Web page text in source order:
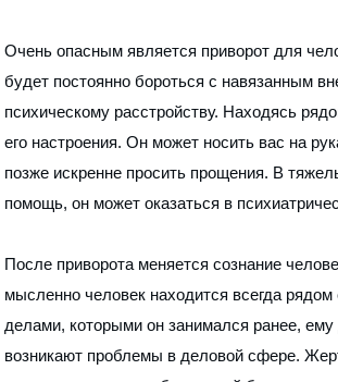
Очень опасным является приворот для
будет постоянно бороться с навязанным
психическому расстройству. Находясь
его настроения. Он может носить вас на
позже искренне просить прощения. В
помощь, он может оказаться в
После приворота меняется сознание
мысленно человек находится всегда
делами, которыми он занимался ранее,
возникают проблемы в деловой сфере.